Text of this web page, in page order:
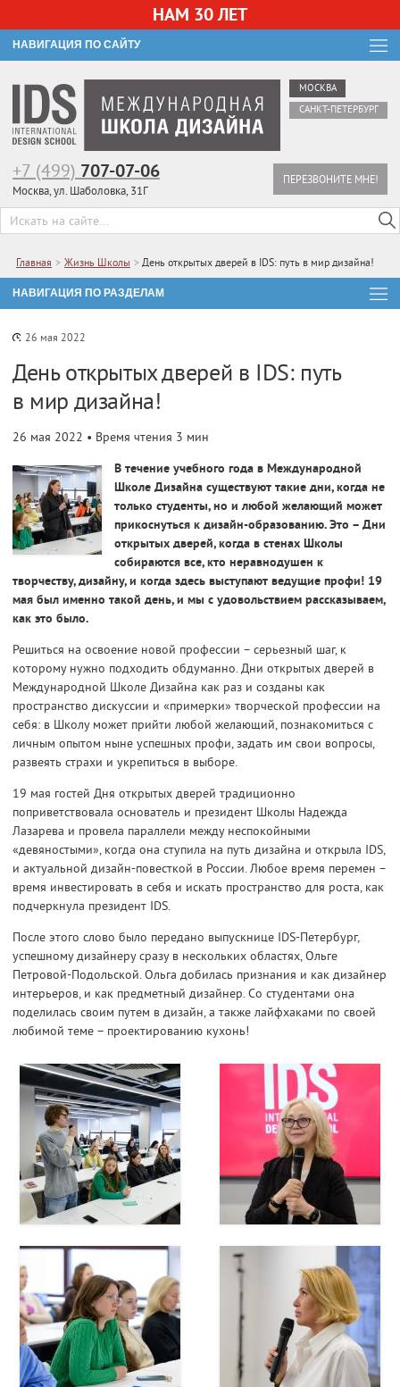
НАМ 30 ЛЕТ
НАВИГАЦИЯ ПО САЙТУ
МОСКВА
САНКТ-ПЕТЕРБУРГ
ПЕРЕЗВОНИТЕ МНЕ!
+7 (499) 707-07-06
Москва, ул. Шаболовка, 31Г
Главная > Жизнь Школы > День открытых дверей в IDS: путь в мир дизайна!
26 мая 2022
День открытых дверей в IDS: путь
в мир дизайна!
26 мая 2022 • Время чтения 3 мин
В течение учебного года в Международной
Школе Дизайна существуют такие дни, когда не
только студенты, но и любой желающий может
прикоснуться к дизайн-образованию. Это – Дни
открытых дверей, когда в стенах Школы
собираются все, кто неравнодушен к
творчеству, дизайну, и когда здесь выступают ведущие профи! 19
мая был именно такой день, и мы с удовольствием рассказываем,
как это было.
Решиться на освоение новой профессии – серьезный шаг, к
которому нужно подходить обдуманно. Дни открытых дверей в
Международной Школе Дизайна как раз и созданы как
пространство дискуссии и «примерки» творческой профессии на
себя: в Школу может прийти любой желающий, познакомиться с
личным опытом ныне успешных профи, задать им свои вопросы,
развеять страхи и укрепиться в выборе.
19 мая гостей Дня открытых дверей традиционно
поприветствовала основатель и президент Школы Надежда
Лазарева и провела параллели между неспокойными
«девяностыми», когда она ступила на путь дизайна и открыла IDS,
и актуальной дизайн-повесткой в России. Любое время перемен –
время инвестировать в себя и искать пространство для роста, как
подчеркнула президент IDS.
После этого слово было передано выпускнице IDS-Петербург,
успешному дизайнеру сразу в нескольких областях, Ольге
Петровой-Подольской. Ольга добилась признания и как дизайнер
интерьеров, и как предметный дизайнер. Со студентами она
поделилась своим путем в дизайн, а также лайфхаками по своей
любимой теме – проектированию кухонь!
НАВИГАЦИЯ ПО РАЗДЕЛАМ